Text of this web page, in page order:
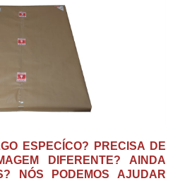
ESPECÍCO? PRECISA DE
DIFERENTE? AINDA
NÓS PODEMOS AJUDAR